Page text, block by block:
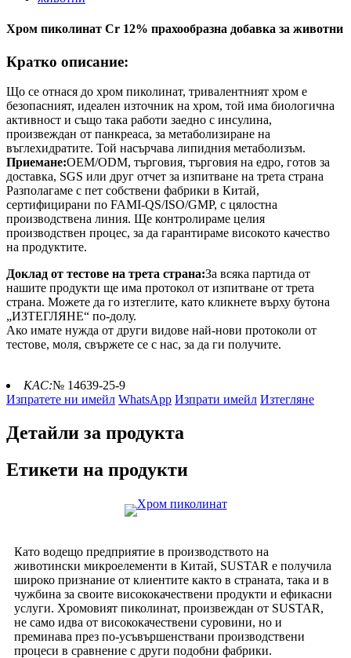
Хром пиколинат Cr 12% прахообразна добавка за животни
Кратко описание:
Що се отнася до хром пиколинат, тривалентният хром е
безопасният, идеален източник на хром, той има биологична
активност и също така работи заедно с инсулина,
произвеждан от панкреаса, за метаболизиране на
въглехидратите. Той насърчава липидния метаболизъм.
Приемане:OEM/ODM, търговия, търговия на едро, готов за
доставка, SGS или друг отчет за изпитване на трета страна
Разполагаме с пет собствени фабрики в Китай,
сертифицирани по FAMI-QS/ISO/GMP, с цялостна
производствена линия. Ще контролираме целия
производствен процес, за да гарантираме високото качество
на продуктите.
Доклад от тестове на трета страна:За всяка партида от
нашите продукти ще има протокол от изпитване от трета
страна. Можете да го изтеглите, като кликнете върху бутона
„ИЗТЕГЛЯНЕ“ по-долу.
Ако имате нужда от други видове най-нови протоколи от
тестове, моля, свържете се с нас, за да ги получите.
КАС:№ 14639-25-9
Изпратете ни имейл WhatsApp Изпрати имейл Изтегляне
Детайли за продукта
Етикети на продукти
Като водещо предприятие в производството на
животински микроелементи в Китай, SUSTAR е получила
широко признание от клиентите както в страната, така и в
чужбина за своите висококачествени продукти и ефикасни
услуги. Хромовият пиколинат, произвеждан от SUSTAR,
не само идва от висококачествени суровини, но и
преминава през по-усъвършенствани производствени
процеси в сравнение с други подобни фабрики.